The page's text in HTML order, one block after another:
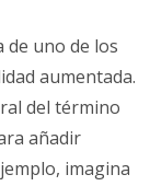
de uno de los
aumentada.
del término
añadir
imagina